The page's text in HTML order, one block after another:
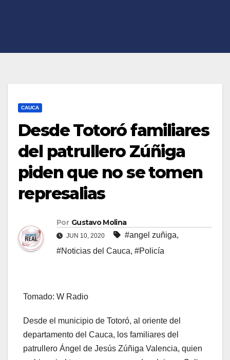
CAUCA
Desde Totoró familiares
del patrullero Zúñiga
piden que no se tomen
represalias
Por Gustavo Molina
JUN 10, 2020 #angel zuñiga,
#Noticias del Cauca, #Policía
Tomado: W Radio
Desde el municipio de Totoró, al oriente del
departamento del Cauca, los familiares del
patrullero Ángel de Jesús Zúñiga Valencia, quien